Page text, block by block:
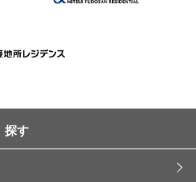
探す